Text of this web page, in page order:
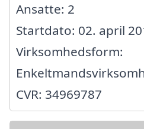
Ansatte: 2
Startdato: 02. april
Virksomhedsform:
CVR: 34969787